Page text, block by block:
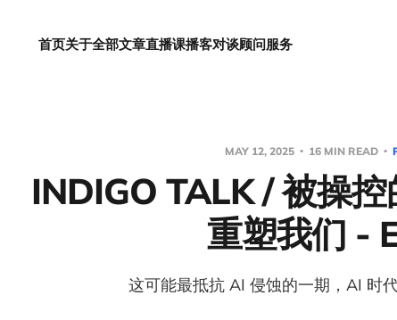
首页关于全部文章直播课播客对谈顾问服务
MAY 12, 2025 16 MIN READ
INDIGO TALK / 被操
重塑我们 -
这可能最抵抗 AI 侵蚀的一期，AI 时